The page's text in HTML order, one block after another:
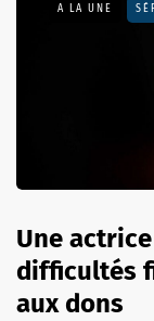
A LA UNE
Une
difficultés
aux dons